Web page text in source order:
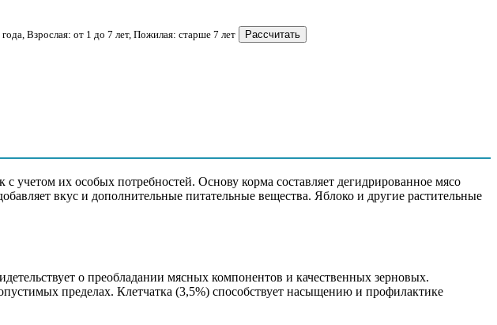
Взрослая: от 1 до 7 лет, Пожилая: старше 7 лет Рассчитать
6%, жир птицы, горох, гидролизованные мясные белки, витаминно-минеральный
учетом их особых потребностей. Основу корма составляет дегидрированное мясо
вкус и дополнительные питательные вещества. Яблоко и другие растительные
о преобладании мясных компонентов и качественных зерновых.
пределах. Клетчатка (3,5%) способствует насыщению и профилактике